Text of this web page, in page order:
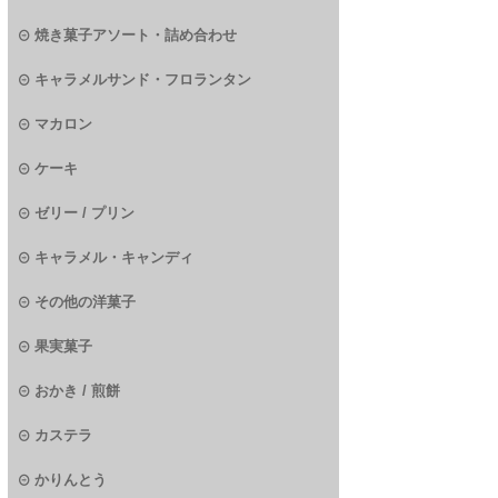
焼き菓子アソート・詰め合わせ
キャラメルサンド・フロランタン
マカロン
ケーキ
ゼリー / プリン
キャラメル・キャンディ
その他の洋菓子
果実菓子
おかき / 煎餅
カステラ
かりんとう